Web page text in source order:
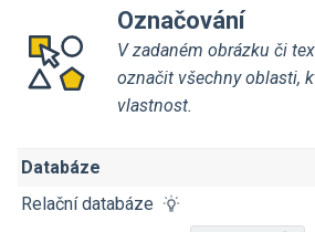
Označování
V zadaném obrázku či
označit všechny oblasti,
vlastnost.
Databáze
Relační databáze